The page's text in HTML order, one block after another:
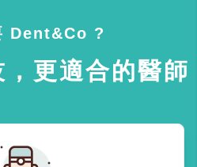
Dent&Co ?
更適合的醫師